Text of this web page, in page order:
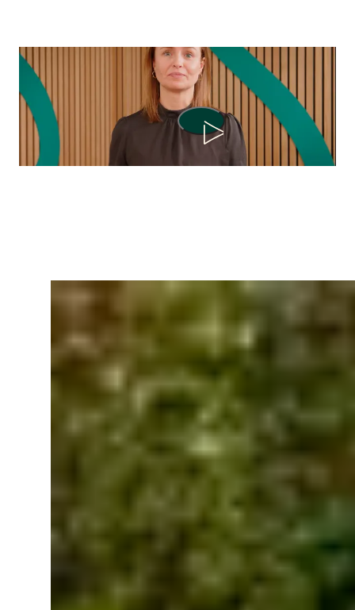
Afspil